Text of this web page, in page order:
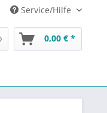
Service/Hilfe
0,00 € *